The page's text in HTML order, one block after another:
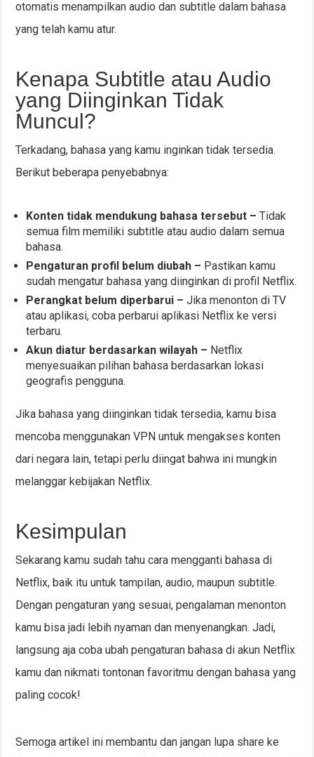
otomatis menampilkan audio dan subtitle dalam bahasa
yang telah kamu atur.
Kenapa Subtitle atau Audio
yang Diinginkan Tidak
Muncul?
Terkadang, bahasa yang kamu inginkan tidak tersedia.
Berikut beberapa penyebabnya:
Konten tidak mendukung bahasa tersebut – Tidak
semua film memiliki subtitle atau audio dalam semua
bahasa.
Pengaturan profil belum diubah – Pastikan kamu
sudah mengatur bahasa yang diinginkan di profil Netflix.
Perangkat belum diperbarui – Jika menonton di TV
atau aplikasi, coba perbarui aplikasi Netflix ke versi
terbaru.
Akun diatur berdasarkan wilayah – Netflix
menyesuaikan pilihan bahasa berdasarkan lokasi
geografis pengguna.
Jika bahasa yang diinginkan tidak tersedia, kamu bisa
mencoba menggunakan VPN untuk mengakses konten
dari negara lain, tetapi perlu diingat bahwa ini mungkin
melanggar kebijakan Netflix.
Kesimpulan
Sekarang kamu sudah tahu cara mengganti bahasa di
Netflix, baik itu untuk tampilan, audio, maupun subtitle.
Dengan pengaturan yang sesuai, pengalaman menonton
kamu bisa jadi lebih nyaman dan menyenangkan. Jadi,
langsung aja coba ubah pengaturan bahasa di akun Netflix
kamu dan nikmati tontonan favoritmu dengan bahasa yang
paling cocok!
Semoga artikel ini membantu dan jangan lupa share ke